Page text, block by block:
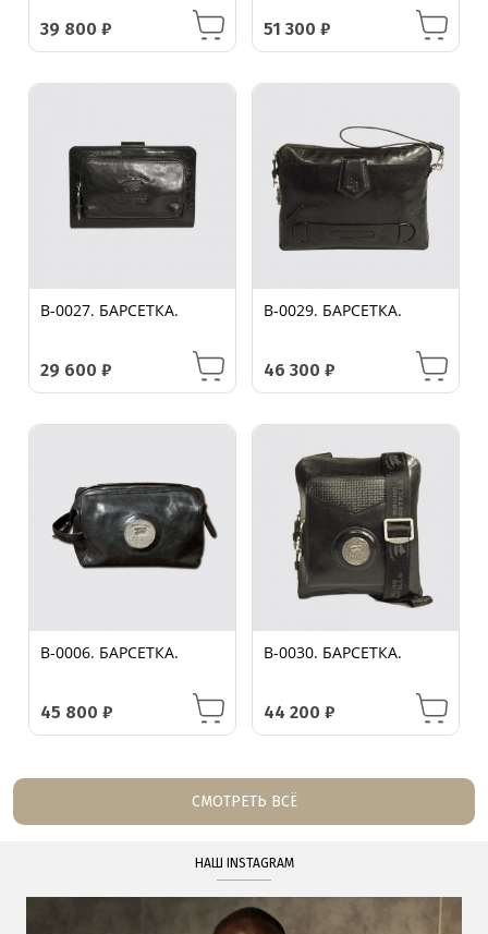
39 800₽ 51 300 ₽
B-0027. БАРСЕТКА.
29 600₽
B-0029. БАРСЕТКА.
46 300 ₽
B-0006. БАРСЕТКА.
45 800₽
B-0030. БАРСЕТКА.
44 200 ₽
СМОТРЕТЬ ВСЁ
НАШ INSTAGRAM